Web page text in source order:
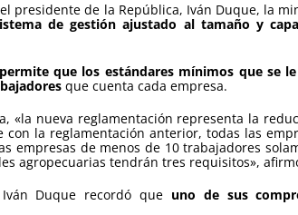
presidente de la República, Iván Duque, la
de gestión ajustado al tamaño y
que los estándares mínimos que se
que cuenta cada empresa.
«la nueva reglamentación representa la
con la reglamentación anterior, todas las
empresas de menos de 10 trabajadores
agropecuarias tendrán tres requisitos»,
Duque recordó que uno de sus